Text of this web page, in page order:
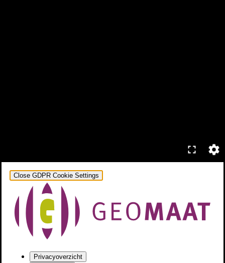
Close GDPR Cookie Settings
Privacyoverzicht